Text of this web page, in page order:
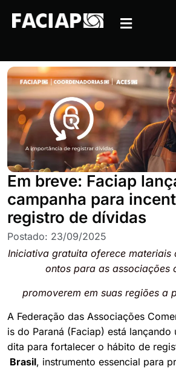
Em breve: Faciap
campanha para
registro de dívidas
Postado: 23/09/2025
Iniciativa gratuita oferece materiais
ontos para as associações
promoverem em suas regiões a
A Federação das Associações
is do Paraná (Faciap) está lançando
dita para fortalecer o hábito de
Brasil, instrumento essencial para